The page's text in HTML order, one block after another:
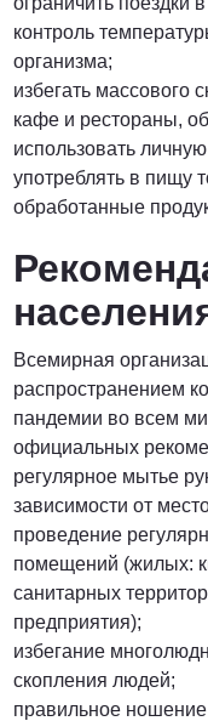
контроль
организма;
избегать массового
кафе и рестораны,
использовать
употреблять в пищу
обработанные
Всемирная
распространением
пандемии во всем
официальных
регулярное мытье
зависимости от
проведение
помещений (жилых:
санитарных
предприятия);
избегание
скопления людей;
правильное